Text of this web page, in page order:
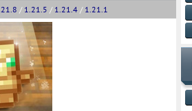
/ 1.21.5 / 1.21.4 / 1.21.1